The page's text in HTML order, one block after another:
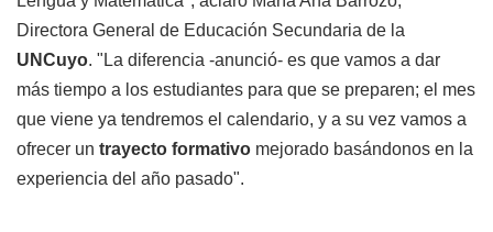
Directora General de Educación Secundaria de la
UNCuyo. "La diferencia -anunció- es que vamos a dar
más tiempo a los estudiantes para que se preparen; el mes
que viene ya tendremos el calendario, y a su vez vamos a
ofrecer un trayecto formativo mejorado basándonos en la
experiencia del año pasado".